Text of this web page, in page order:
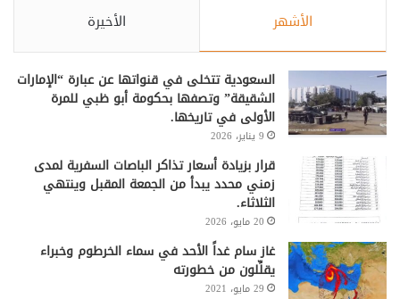
الأشهر الأخيرة
السعودية تتخلى في قنواتها عن عبارة “الإمارات
الشقيقة” وتصفها بحكومة أبو ظبي للمرة
الأولى في تاريخها.
9 يناير، 2026
قرار بزيادة أسعار تذاكر الباصات السفرية لمدى
زمني محدد يبدأ من الجمعة المقبل وينتهي
الثلاثاء.
20 مايو، 2026
غاز سام غداً الأحد في سماء الخرطوم وخبراء
يقلِّلون من خطورته
29 مايو، 2021